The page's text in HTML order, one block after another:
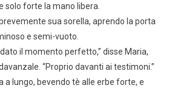
solo forte la mano libera.
sua sorella, aprendo la porta
e semi-vuoto.
il momento perfetto,” disse Maria,
“Proprio davanti ai testimoni.”
a lungo, bevendo tè alle erbe forte, e